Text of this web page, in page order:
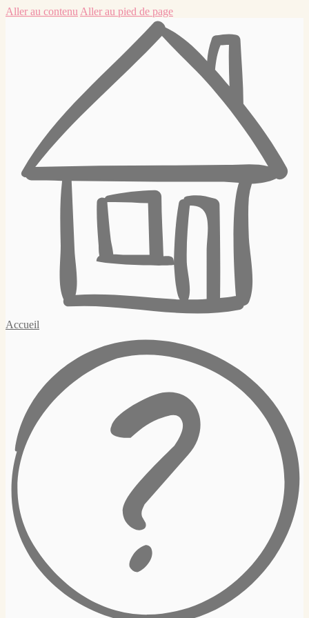
Aller au contenu Aller au pied de page
Accueil